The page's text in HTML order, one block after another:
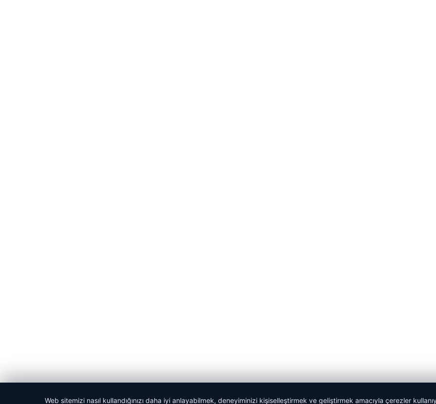
Web sitemizi nasıl kullandığınızı daha iyi anlayabilmek, deneyiminizi kişiselleştirmek ve geliştirmek amacıyla çerezler